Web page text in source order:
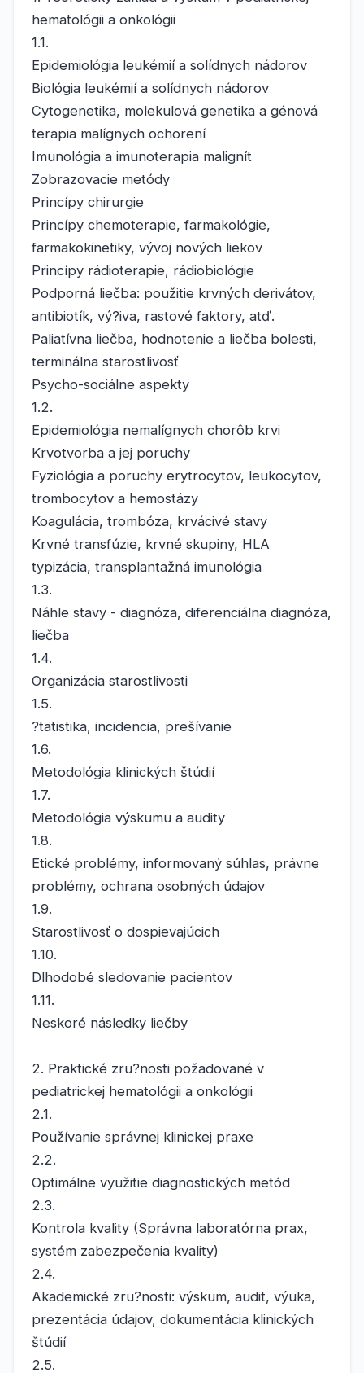
hematológii a onkológii
1.1.
Epidemiológia leukémií a solídnych nádorov
Biológia leukémií a solídnych nádorov
Cytogenetika, molekulová genetika a génová
terapia malígnych ochorení
Imunológia a imunoterapia malignít
Zobrazovacie metódy
Princípy chirurgie
Princípy chemoterapie, farmakológie,
farmakokinetiky, vývoj nových liekov
Princípy rádioterapie, rádiobiológie
Podporná liečba: použitie krvných derivátov,
antibiotík, vý?iva, rastové faktory, atď.
Paliatívna liečba, hodnotenie a liečba bolesti,
terminálna starostlivosť
Psycho-sociálne aspekty
1.2.
Epidemiológia nemalígnych chorôb krvi
Krvotvorba a jej poruchy
Fyziológia a poruchy erytrocytov, leukocytov,
trombocytov a hemostázy
Koagulácia, trombóza, krvácivé stavy
Krvné transfúzie, krvné skupiny, HLA
typizácia, transplantažná imunológia
1.3.
Náhle stavy - diagnóza, diferenciálna diagnóza,
liečba
1.4.
Organizácia starostlivosti
1.5.
?tatistika, incidencia, prešívanie
1.6.
Metodológia klinických štúdií
1.7.
Metodológia výskumu a audity
1.8.
Etické problémy, informovaný súhlas, právne
problémy, ochrana osobných údajov
1.9.
Starostlivosť o dospievajúcich
1.10.
Dlhodobé sledovanie pacientov
1.11.
Neskoré následky liečby
2. Praktické zru?nosti požadované v
pediatrickej hematológii a onkológii
2.1.
Používanie správnej klinickej praxe
2.2.
Optimálne využitie diagnostických metód
2.3.
Kontrola kvality (Správna laboratórna prax,
systém zabezpečenia kvality)
2.4.
Akademické zru?nosti: výskum, audit, výuka,
prezentácia údajov, dokumentácia klinických
štúdií
2.5.